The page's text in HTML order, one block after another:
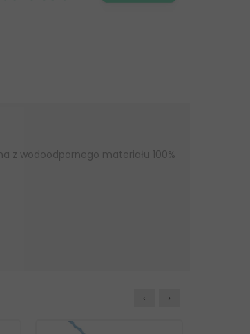
z wodoodpornego materiału 100%
‹ ›